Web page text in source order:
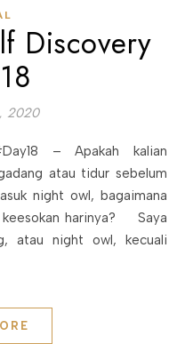
Discovery
2020
atau tidur sebelum
night owl, bagaimana
keesokan harinya? Saya
atau night owl, kecuali